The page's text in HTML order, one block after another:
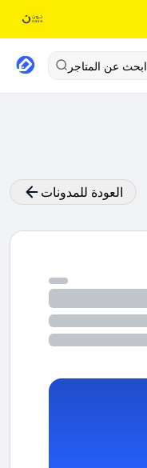
ابحث عن المتاجر
العودة للمدونات